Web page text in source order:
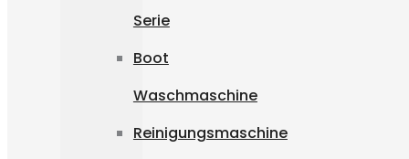
Serie
Boot
Waschmaschine
Reinigungsmaschine